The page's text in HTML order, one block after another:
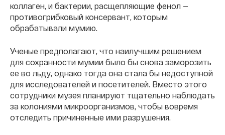
коллаген, и бактерии, расщепляющие фенол —
противогрибковый консервант, которым
обрабатывали мумию.
Ученые предполагают, что наилучшим решением
для сохранности мумии было бы снова заморозить
ее во льду, однако тогда она стала бы недоступной
для исследователей и посетителей. Вместо этого
сотрудники музея планируют тщательно наблюдать
за колониями микроорганизмов, чтобы вовремя
отследить причиненные ими разрушения.